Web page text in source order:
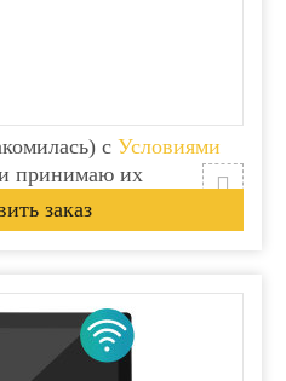
с Условиями
принимаю их